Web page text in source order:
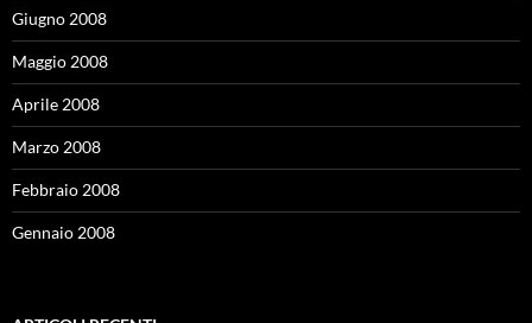
Giugno 2008
Maggio 2008
Aprile 2008
Marzo 2008
Febbraio 2008
Gennaio 2008